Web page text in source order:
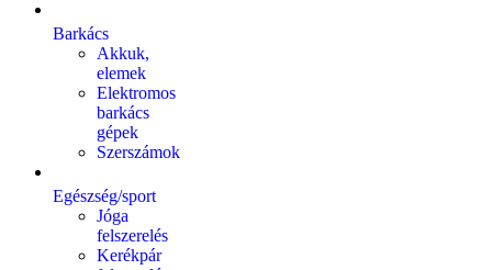
Barkács
Akkuk,
elemek
Elektromos
barkács
gépek
Szerszámok
Egészség/sport
Jóga
felszerelés
Kerékpár